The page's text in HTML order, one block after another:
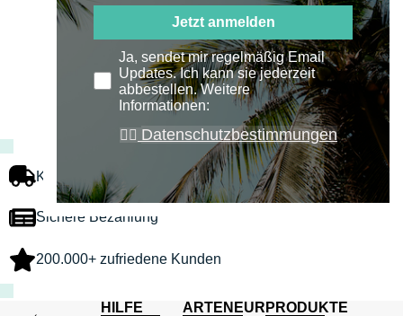
Kostenloser Versand
Sichere Bezahlung
200.000+ zufriedene Kunden
HILFE ARTENEUR PRODUKTE
Jetzt anmelden
Ja, sendet mir regelmäßig Email
Updates. Ich kann sie jederzeit
abbestellen. Weitere
Informationen:
👉🏻 Datenschutzbestimmungen